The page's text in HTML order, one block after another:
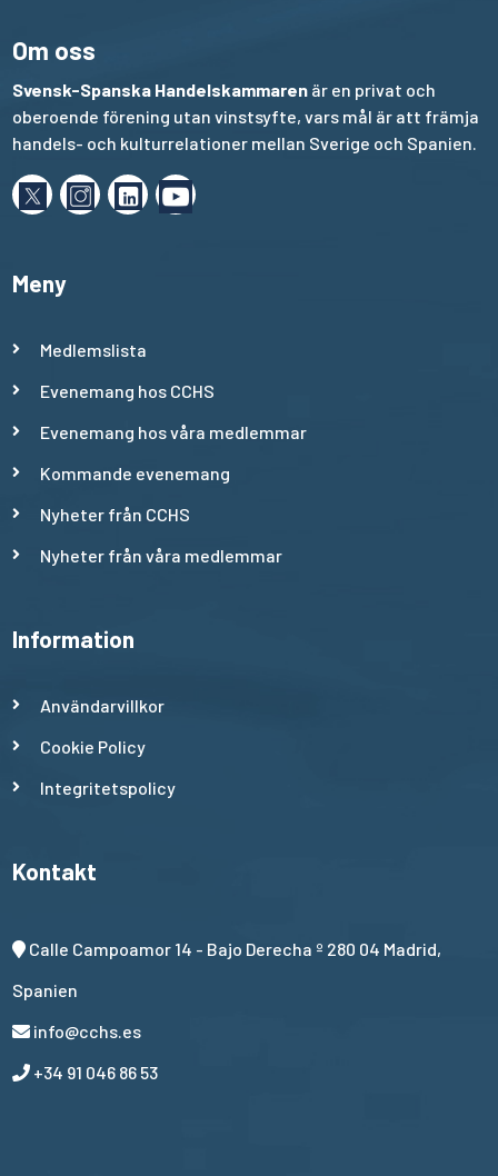
Om oss
Svensk-Spanska Handelskammaren är en privat och
oberoende förening utan vinstsyfte, vars mål är att främja
handels- och kulturrelationer mellan Sverige och Spanien.
Meny
Medlemslista
Evenemang hos CCHS
Evenemang hos våra medlemmar
Kommande evenemang
Nyheter från CCHS
Nyheter från våra medlemmar
Information
Användarvillkor
Cookie Policy
Integritetspolicy
Kontakt
Calle Campoamor 14 - Bajo Derecha º 280 04 Madrid,
Spanien
info@cchs.es
+34 91 046 86 53